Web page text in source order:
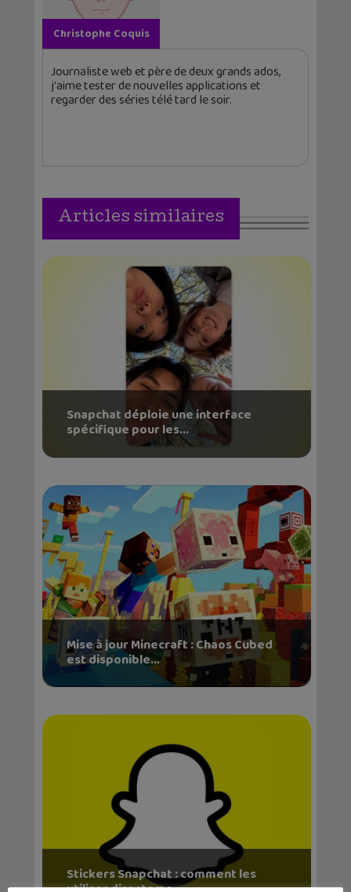
Christophe Coquis
Journaliste web et père de deux grands ados,
j'aime tester de nouvelles applications et
regarder des séries télé tard le soir.
Articles similaires
Snapchat déploie une interface
spécifique pour les...
Mise à jour Minecraft : Chaos Cubed
est disponible...
Stickers Snapchat : comment les